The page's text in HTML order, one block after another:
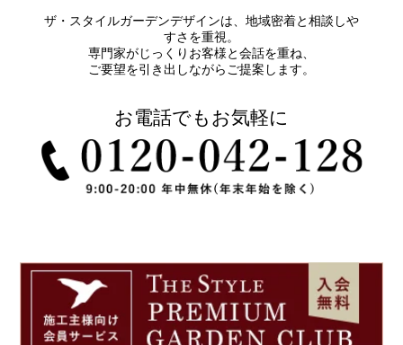
ザ・スタイルガーデンデザインは、地域密着と相談しや
すさを重視。
専門家がじっくりお客様と会話を重ね、
ご要望を引き出しながらご提案します。
お電話でもお気軽に